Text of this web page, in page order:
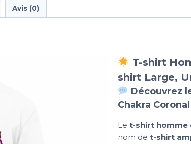
Avis (0)
T-shirt
shirt Large,
Découvrez
Chakra Coronal
Le t-shirt homme
nom de t-shirt